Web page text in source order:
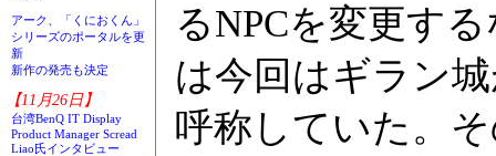
アーク、「くにおくん」
シリーズのポータルを更
新
新作の発売も決定
【11月26日】
台湾BenQ IT Display
Product Manager Scread
Liao氏インタビュー
るNPCを変更す
は今回はギラン
呼称していた。